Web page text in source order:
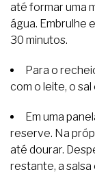
até formar uma
água. Embrulhe
30 minutos.
Para o
com o leite, o sal
Em uma
reserve. Na
até dourar.
restante, a